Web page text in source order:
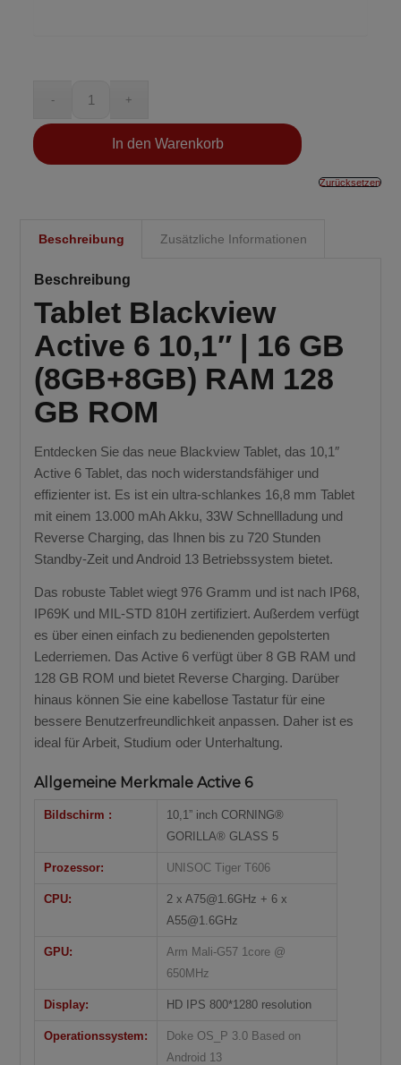
Zurücksetzen
In den Warenkorb
Beschreibung Zusätzliche Informationen
Beschreibung
Tablet Blackview
Active 6 10,1″ | 16 GB
(8GB+8GB) RAM 128
GB ROM
Entdecken Sie das neue Blackview Tablet, das 10,1″
Active 6 Tablet, das noch widerstandsfähiger und
effizienter ist. Es ist ein ultra-schlankes 16,8 mm Tablet
mit einem 13.000 mAh Akku, 33W Schnellladung und
Reverse Charging, das Ihnen bis zu 720 Stunden
Standby-Zeit und Android 13 Betriebssystem bietet.
Das robuste Tablet wiegt 976 Gramm und ist nach IP68,
IP69K und MIL-STD 810H zertifiziert. Außerdem verfügt
es über einen einfach zu bedienenden gepolsterten
Lederriemen. Das Active 6 verfügt über 8 GB RAM und
128 GB ROM und bietet Reverse Charging. Darüber
hinaus können Sie eine kabellose Tastatur für eine
bessere Benutzerfreundlichkeit anpassen. Daher ist es
ideal für Arbeit, Studium oder Unterhaltung.
Allgemeine Merkmale Active 6
Bildschirm :
10,1” inch CORNING®
GORILLA® GLASS 5
Prozessor: UNISOC Tiger T606
CPU:
2 x A75@1.6GHz + 6 x
A55@1.6GHz
GPU:
Arm Mali-G57 1core @
650MHz
Display: HD IPS 800*1280 resolution
Operationssystem:
Doke OS_P 3.0 Based on
Android 13